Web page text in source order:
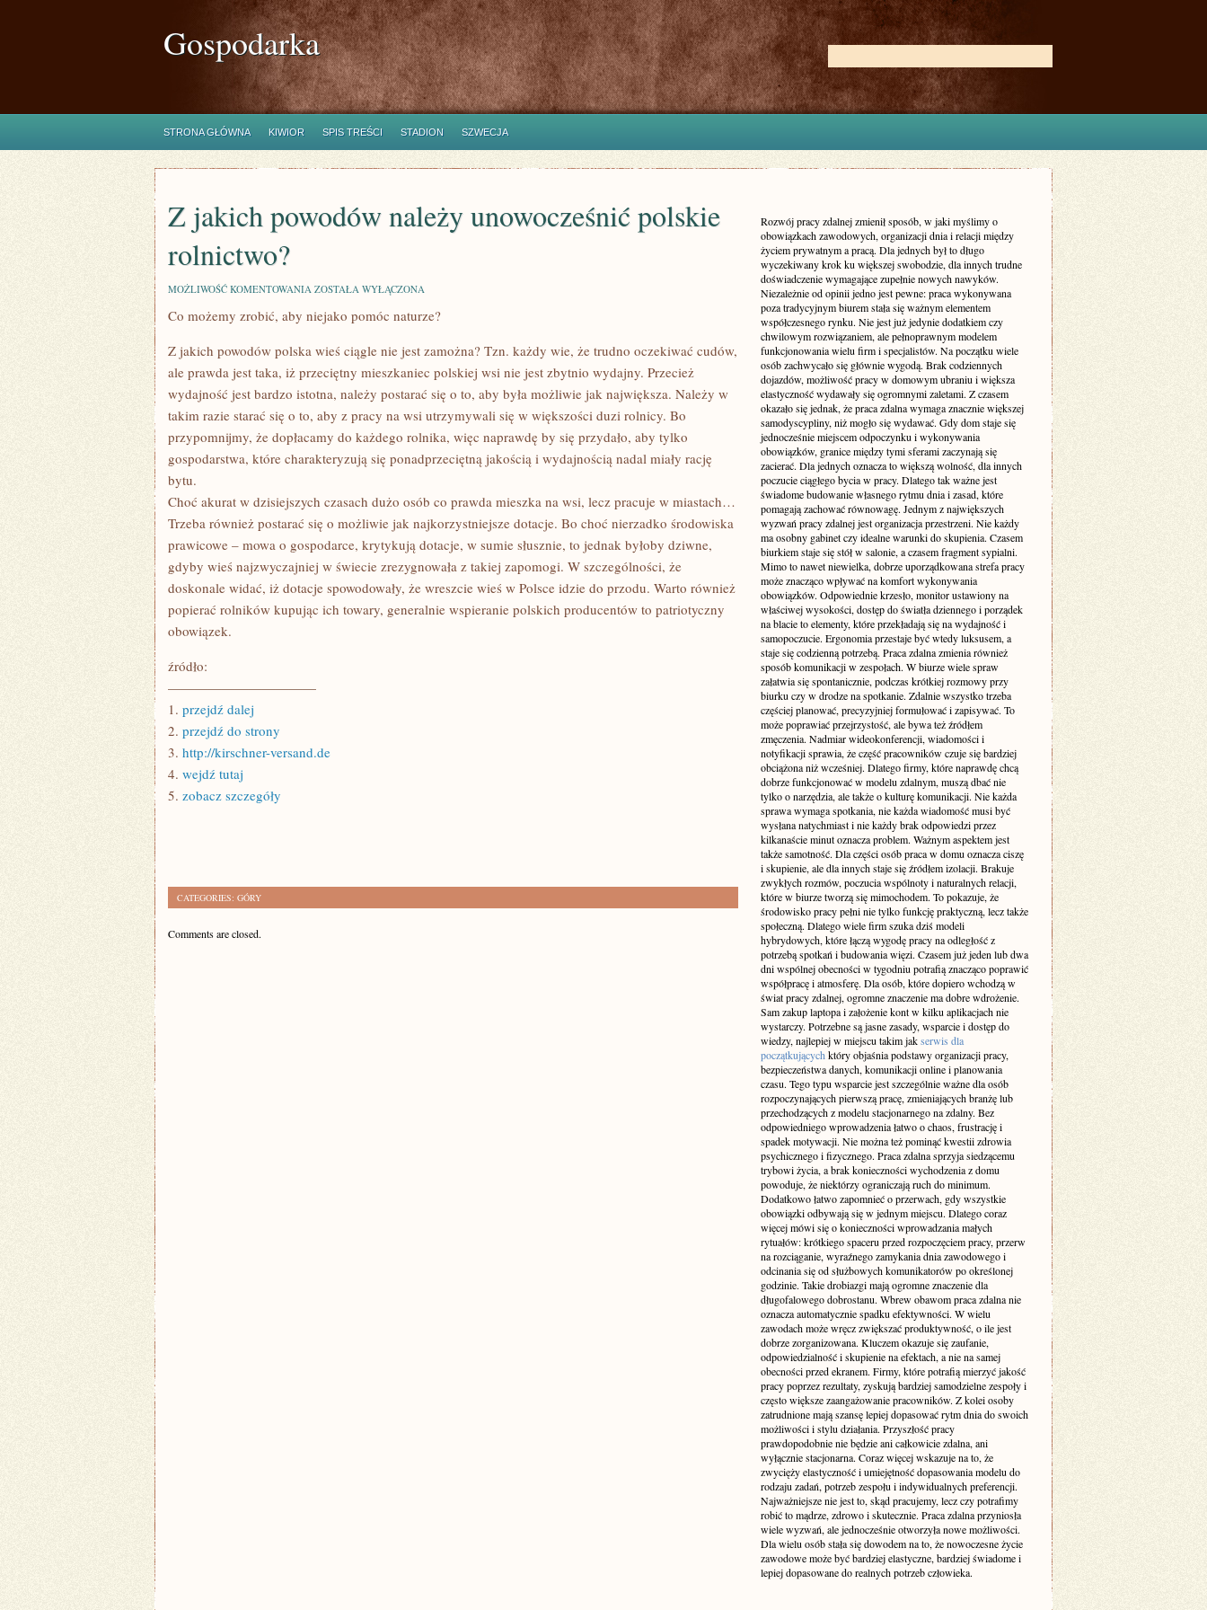
Gospodarka
STRONA GŁÓWNA KIWIOR SPIS TREŚCI STADION SZWECJA
Z jakich powodów należy unowocześnić polskie
rolnictwo?
MOŻLIWOŚĆ KOMENTOWANIA Z
POWODÓW
NALEŻY
POLSKIE
ROLNICTWO?
ZOSTAŁA WYŁĄCZONA
Co możemy zrobić, aby niejako pomóc naturze?
Z jakich powodów polska wieś ciągle nie jest zamożna? Tzn. każdy wie, że trudno oczekiwać cudów,
ale prawda jest taka, iż przeciętny mieszkaniec polskiej wsi nie jest zbytnio wydajny. Przecież
wydajność jest bardzo istotna, należy postarać się o to, aby była możliwie jak największa. Należy w
takim razie starać się o to, aby z pracy na wsi utrzymywali się w większości duzi rolnicy. Bo
przypomnijmy, że dopłacamy do każdego rolnika, więc naprawdę by się przydało, aby tylko
gospodarstwa, które charakteryzują się ponadprzeciętną jakością i wydajnością nadal miały rację
bytu.
Choć akurat w dzisiejszych czasach dużo osób co prawda mieszka na wsi, lecz pracuje w miastach…
Trzeba również postarać się o możliwie jak najkorzystniejsze dotacje. Bo choć nierzadko środowiska
prawicowe – mowa o gospodarce, krytykują dotacje, w sumie słusznie, to jednak byłoby dziwne,
gdyby wieś najzwyczajniej w świecie zrezygnowała z takiej zapomogi. W szczególności, że
doskonale widać, iż dotacje spowodowały, że wreszcie wieś w Polsce idzie do przodu. Warto również
popierać rolników kupując ich towary, generalnie wspieranie polskich producentów to patriotyczny
obowiązek.
źródło:
———————————
1. przejdź dalej
2. przejdź do strony
3. http://kirschner-versand.de
4. wejdź tutaj
5. zobacz szczegóły
CATEGORIES: GÓRY
Comments are closed.
Rozwój pracy zdalnej zmienił sposób, w jaki myślimy o
obowiązkach zawodowych, organizacji dnia i relacji między
życiem prywatnym a pracą. Dla jednych był to długo
wyczekiwany krok ku większej swobodzie, dla innych trudne
doświadczenie wymagające zupełnie nowych nawyków.
Niezależnie od opinii jedno jest pewne: praca wykonywana
poza tradycyjnym biurem stała się ważnym elementem
współczesnego rynku. Nie jest już jedynie dodatkiem czy
chwilowym rozwiązaniem, ale pełnoprawnym modelem
funkcjonowania wielu firm i specjalistów. Na początku wiele
osób zachwycało się głównie wygodą. Brak codziennych
dojazdów, możliwość pracy w domowym ubraniu i większa
elastyczność wydawały się ogromnymi zaletami. Z czasem
okazało się jednak, że praca zdalna wymaga znacznie większej
samodyscypliny, niż mogło się wydawać. Gdy dom staje się
jednocześnie miejscem odpoczynku i wykonywania
obowiązków, granice między tymi sferami zaczynają się
zacierać. Dla jednych oznacza to większą wolność, dla innych
poczucie ciągłego bycia w pracy. Dlatego tak ważne jest
świadome budowanie własnego rytmu dnia i zasad, które
pomagają zachować równowagę. Jednym z największych
wyzwań pracy zdalnej jest organizacja przestrzeni. Nie każdy
ma osobny gabinet czy idealne warunki do skupienia. Czasem
biurkiem staje się stół w salonie, a czasem fragment sypialni.
Mimo to nawet niewielka, dobrze uporządkowana strefa pracy
może znacząco wpływać na komfort wykonywania
obowiązków. Odpowiednie krzesło, monitor ustawiony na
właściwej wysokości, dostęp do światła dziennego i porządek
na blacie to elementy, które przekładają się na wydajność i
samopoczucie. Ergonomia przestaje być wtedy luksusem, a
staje się codzienną potrzebą. Praca zdalna zmienia również
sposób komunikacji w zespołach. W biurze wiele spraw
załatwia się spontanicznie, podczas krótkiej rozmowy przy
biurku czy w drodze na spotkanie. Zdalnie wszystko trzeba
częściej planować, precyzyjniej formułować i zapisywać. To
może poprawiać przejrzystość, ale bywa też źródłem
zmęczenia. Nadmiar wideokonferencji, wiadomości i
notyfikacji sprawia, że część pracowników czuje się bardziej
obciążona niż wcześniej. Dlatego firmy, które naprawdę chcą
dobrze funkcjonować w modelu zdalnym, muszą dbać nie
tylko o narzędzia, ale także o kulturę komunikacji. Nie każda
sprawa wymaga spotkania, nie każda wiadomość musi być
wysłana natychmiast i nie każdy brak odpowiedzi przez
kilkanaście minut oznacza problem. Ważnym aspektem jest
także samotność. Dla części osób praca w domu oznacza ciszę
i skupienie, ale dla innych staje się źródłem izolacji. Brakuje
zwykłych rozmów, poczucia wspólnoty i naturalnych relacji,
które w biurze tworzą się mimochodem. To pokazuje, że
środowisko pracy pełni nie tylko funkcję praktyczną, lecz także
społeczną. Dlatego wiele firm szuka dziś modeli
hybrydowych, które łączą wygodę pracy na odległość z
potrzebą spotkań i budowania więzi. Czasem już jeden lub dwa
dni wspólnej obecności w tygodniu potrafią znacząco poprawić
współpracę i atmosferę. Dla osób, które dopiero wchodzą w
świat pracy zdalnej, ogromne znaczenie ma dobre wdrożenie.
Sam zakup laptopa i założenie kont w kilku aplikacjach nie
wystarczy. Potrzebne są jasne zasady, wsparcie i dostęp do
wiedzy, najlepiej w miejscu takim jakserwis dla
początkujących który objaśnia podstawy organizacji pracy,
bezpieczeństwa danych, komunikacji online i planowania
czasu. Tego typu wsparcie jest szczególnie ważne dla osób
rozpoczynających pierwszą pracę, zmieniających branżę lub
przechodzących z modelu stacjonarnego na zdalny. Bez
odpowiedniego wprowadzenia łatwo o chaos, frustrację i
spadek motywacji. Nie można też pominąć kwestii zdrowia
psychicznego i fizycznego. Praca zdalna sprzyja siedzącemu
trybowi życia, a brak konieczności wychodzenia z domu
powoduje, że niektórzy ograniczają ruch do minimum.
Dodatkowo łatwo zapomnieć o przerwach, gdy wszystkie
obowiązki odbywają się w jednym miejscu. Dlatego coraz
więcej mówi się o konieczności wprowadzania małych
rytuałów: krótkiego spaceru przed rozpoczęciem pracy, przerw
na rozciąganie, wyraźnego zamykania dnia zawodowego i
odcinania się od służbowych komunikatorów po określonej
godzinie. Takie drobiazgi mają ogromne znaczenie dla
długofalowego dobrostanu. Wbrew obawom praca zdalna nie
oznacza automatycznie spadku efektywności. W wielu
zawodach może wręcz zwiększać produktywność, o ile jest
dobrze zorganizowana. Kluczem okazuje się zaufanie,
odpowiedzialność i skupienie na efektach, a nie na samej
obecności przed ekranem. Firmy, które potrafią mierzyć jakość
pracy poprzez rezultaty, zyskują bardziej samodzielne zespoły i
często większe zaangażowanie pracowników. Z kolei osoby
zatrudnione mają szansę lepiej dopasować rytm dnia do swoich
możliwości i stylu działania. Przyszłość pracy
prawdopodobnie nie będzie ani całkowicie zdalna, ani
wyłącznie stacjonarna. Coraz więcej wskazuje na to, że
zwycięży elastyczność i umiejętność dopasowania modelu do
rodzaju zadań, potrzeb zespołu i indywidualnych preferencji.
Najważniejsze nie jest to, skąd pracujemy, lecz czy potrafimy
robić to mądrze, zdrowo i skutecznie. Praca zdalna przyniosła
wiele wyzwań, ale jednocześnie otworzyła nowe możliwości.
Dla wielu osób stała się dowodem na to, że nowoczesne życie
zawodowe może być bardziej elastyczne, bardziej świadome i
lepiej dopasowane do realnych potrzeb człowieka.